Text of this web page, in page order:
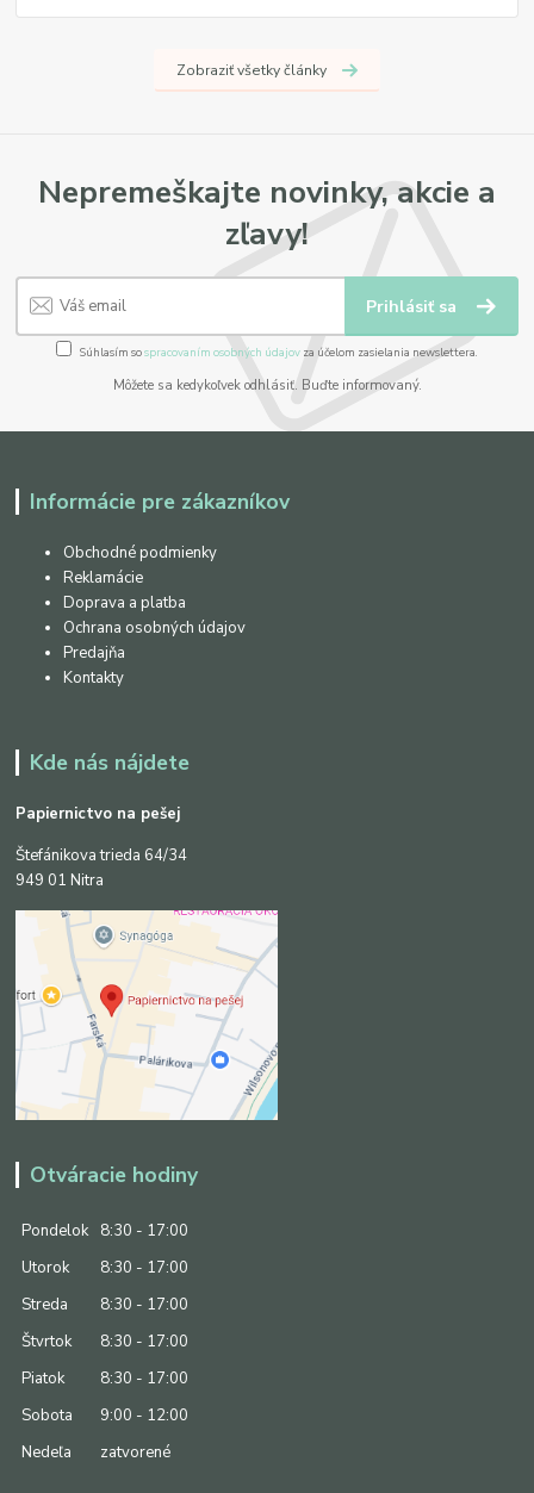
Zobraziť všetky články
Nepremeškajte novinky, akcie a
zľavy!
Prihlásiť sa
Súhlasím sospracovaním osobných údajov za účelom zasielania newslettera.
Môžete sa kedykoľvek odhlásiť. Buďte informovaný.
Informácie pre zákazníkov
Obchodné podmienky
Reklamácie
Doprava a platba
Ochrana osobných údajov
Predajňa
Kontakty
Kde nás nájdete
Papiernictvo na pešej
Štefánikova trieda 64/34
949 01 Nitra
Otváracie hodiny
Pondelok
8:30 - 17:00
Utorok
8:30 - 17:00
Streda
8:30 - 17:00
Štvrtok
8:30 - 17:00
Piatok
8:30 - 17:00
Sobota
9:00 - 12:00
Nedeľa
zatvorené